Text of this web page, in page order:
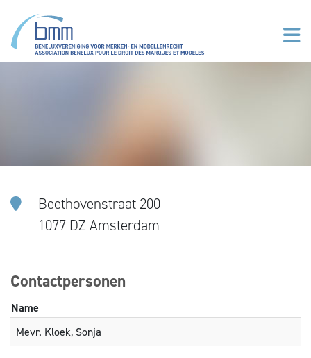
Beethovenstraat 200
1077 DZ Amsterdam
Contactpersonen
Name
Mevr. Kloek, Sonja